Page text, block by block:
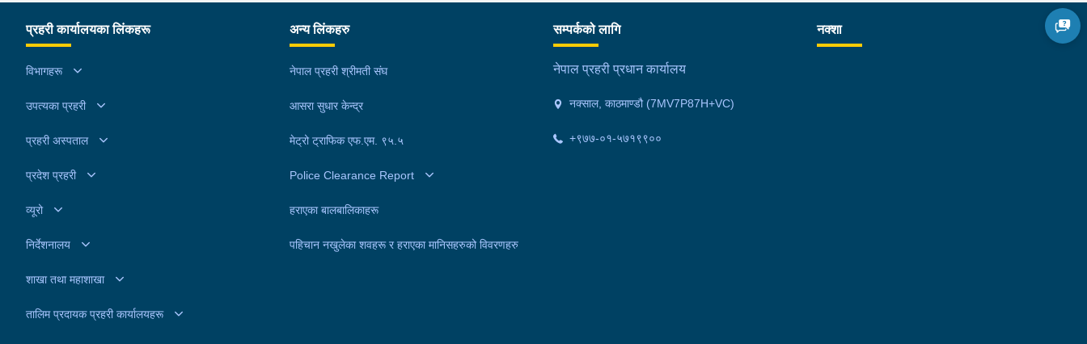
प्रहरी कार्यालयका लिंकहरू
विभागहरू
उपत्यका प्रहरी
प्रहरी अस्पताल
प्रदेश प्रहरी
व्यूरो
निर्देशनालय
शाखा तथा महाशाखा
तालिम प्रदायक प्रहरी कार्यालयहरू
अन्य लिंकहरु
नेपाल प्रहरी श्रीमती संघ
आसरा सुधार केन्द्र
मेट्रो ट्राफिक एफ.एम. ९५.५
Police Clearance Report
हराएका बालबालिकाहरू
पहिचान नखुलेका शवहरू र हराएका मानिसहरुको विवरणहरु
सम्पर्कको लागि
नेपाल प्रहरी प्रधान कार्यालय
नक्साल, काठमाण्डौ (7MV7P87H+VC)
+९७७-०१-५७१९९००
नक्शा